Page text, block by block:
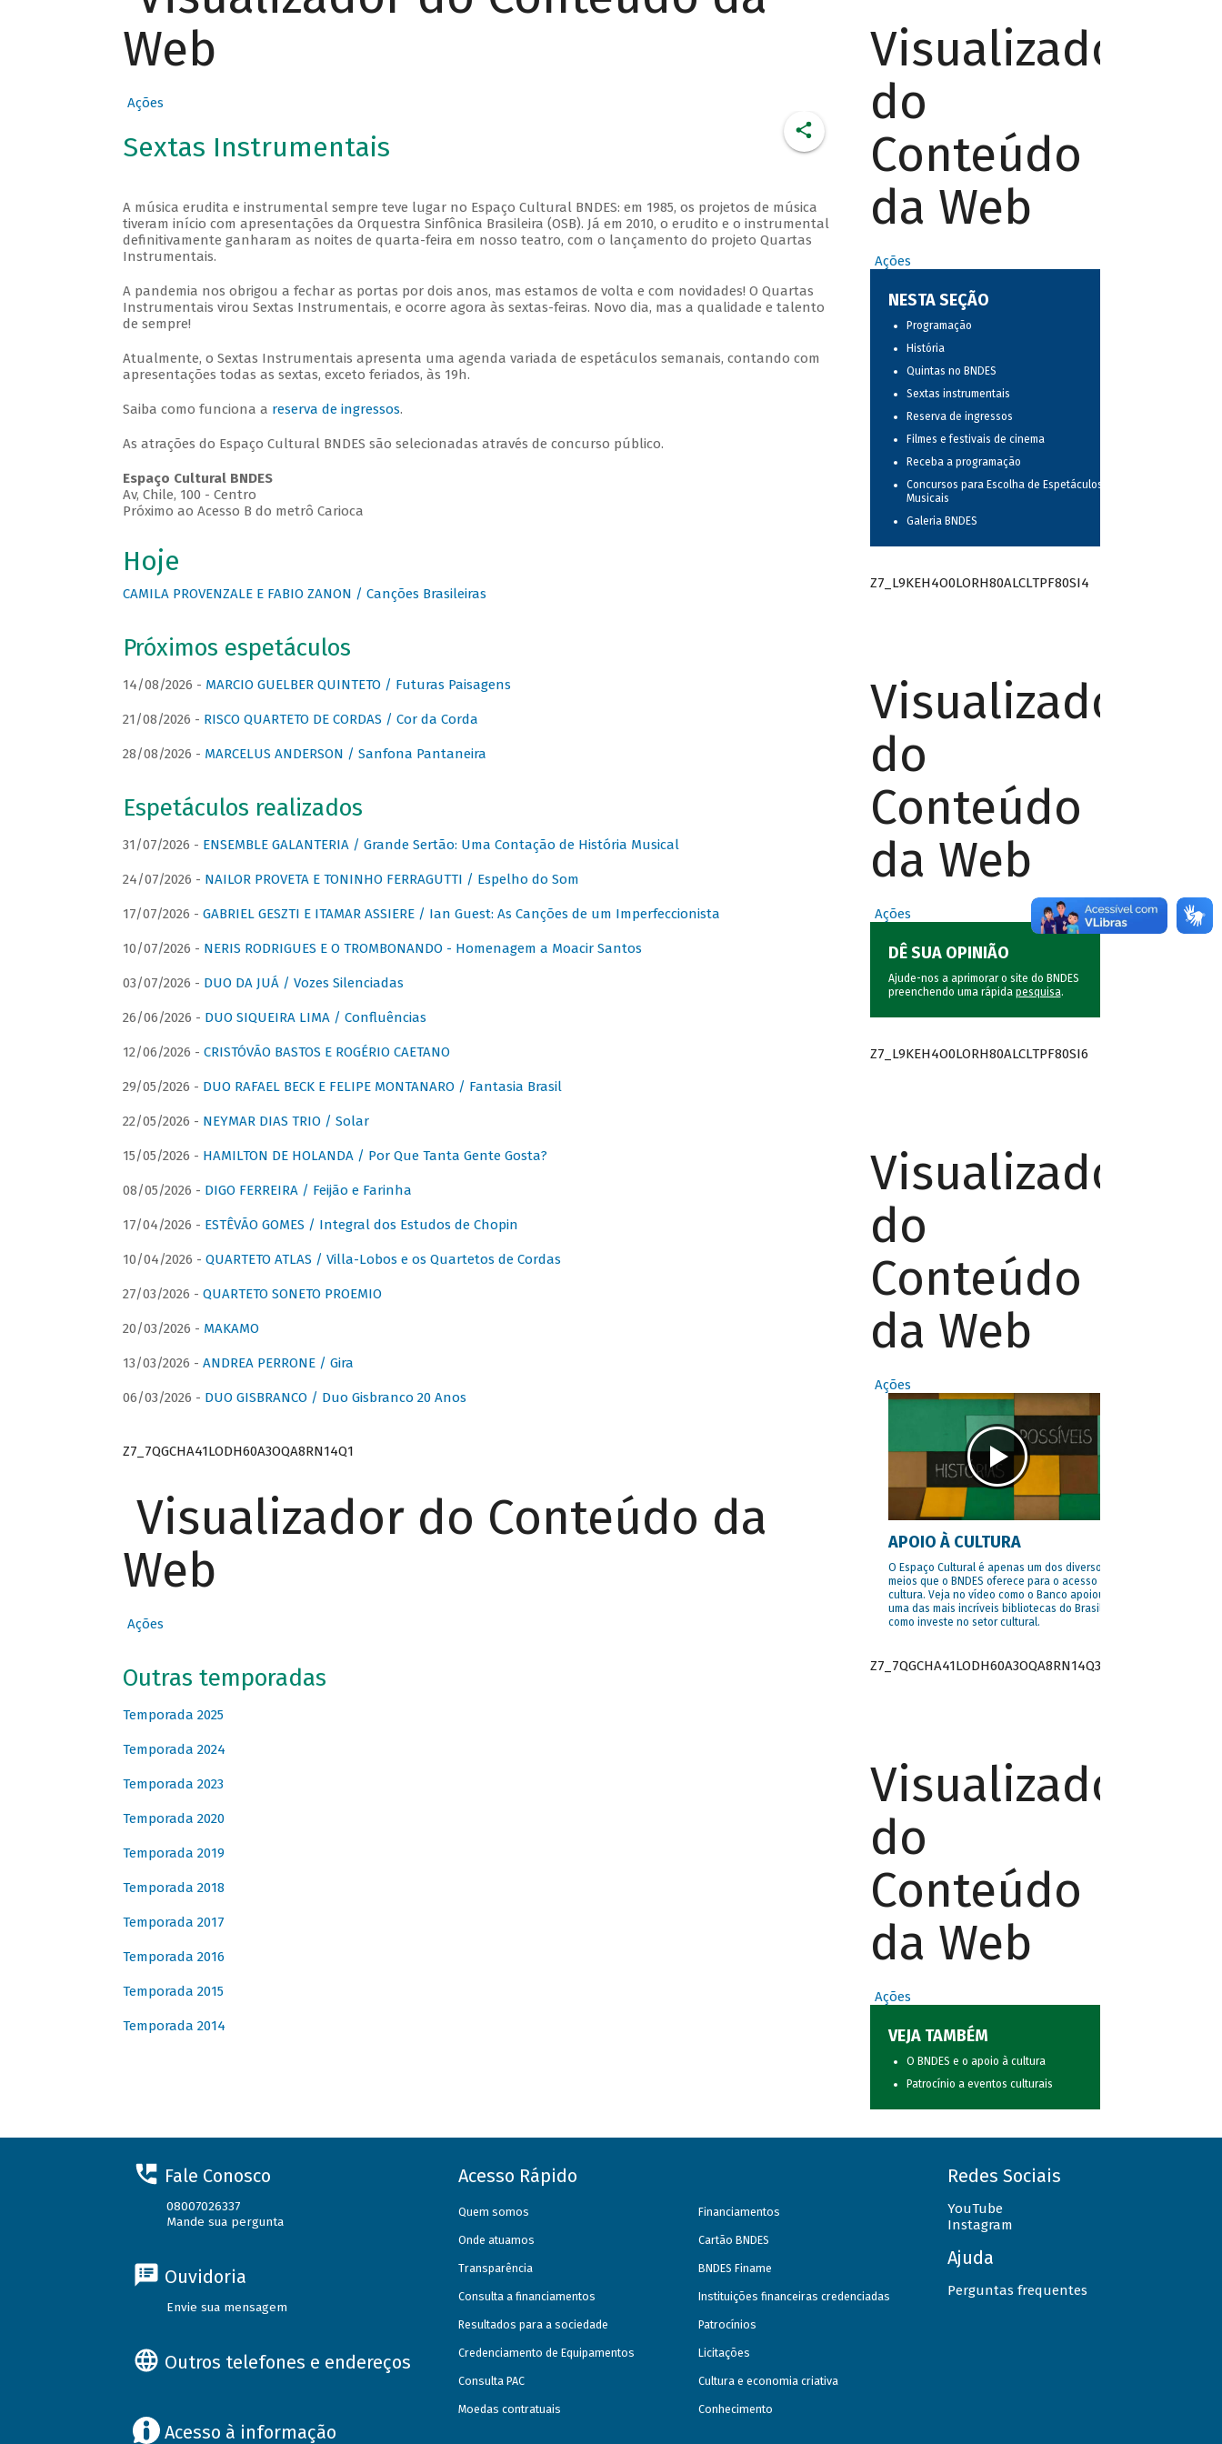
Web
Ações
Sextas Instrumentais
A música erudita e instrumental sempre teve lugar no Espaço Cultural BNDES: em 1985, os projetos de música
tiveram início com apresentações da Orquestra Sinfônica Brasileira (OSB). Já em 2010, o erudito e o instrumental
definitivamente ganharam as noites de quarta-feira em nosso teatro, com o lançamento do projeto Quartas
Instrumentais.
A pandemia nos obrigou a fechar as portas por dois anos, mas estamos de volta e com novidades! O Quartas
Instrumentais virou Sextas Instrumentais, e ocorre agora às sextas-feiras. Novo dia, mas a qualidade e talento
de sempre!
Atualmente, o Sextas Instrumentais apresenta uma agenda variada de espetáculos semanais, contando com
apresentações todas as sextas, exceto feriados, às 19h.
Saiba como funciona a reserva de ingressos.
As atrações do Espaço Cultural BNDES são selecionadas através de concurso público.
Espaço Cultural BNDES
Av, Chile, 100 - Centro
Próximo ao Acesso B do metrô Carioca
Hoje
CAMILA PROVENZALE E FABIO ZANON / Canções Brasileiras
Próximos espetáculos
14/08/2026 - MARCIO GUELBER QUINTETO / Futuras Paisagens
21/08/2026 - RISCO QUARTETO DE CORDAS / Cor da Corda
28/08/2026 - MARCELUS ANDERSON / Sanfona Pantaneira
Espetáculos realizados
31/07/2026 - ENSEMBLE GALANTERIA / Grande Sertão: Uma Contação de História Musical
24/07/2026 - NAILOR PROVETA E TONINHO FERRAGUTTI / Espelho do Som
17/07/2026 - GABRIEL GESZTI E ITAMAR ASSIERE / Ian Guest: As Canções de um Imperfeccionista
10/07/2026 - NERIS RODRIGUES E O TROMBONANDO - Homenagem a Moacir Santos
03/07/2026 - DUO DA JUÁ / Vozes Silenciadas
26/06/2026 - DUO SIQUEIRA LIMA / Confluências
12/06/2026 - CRISTÓVÃO BASTOS E ROGÉRIO CAETANO
29/05/2026 - DUO RAFAEL BECK E FELIPE MONTANARO / Fantasia Brasil
22/05/2026 - NEYMAR DIAS TRIO / Solar
15/05/2026 - HAMILTON DE HOLANDA / Por Que Tanta Gente Gosta?
08/05/2026 - DIGO FERREIRA / Feijão e Farinha
17/04/2026 - ESTÊVÃO GOMES / Integral dos Estudos de Chopin
10/04/2026 - QUARTETO ATLAS / Villa-Lobos e os Quartetos de Cordas
27/03/2026 - QUARTETO SONETO PROEMIO
20/03/2026 - MAKAMO
13/03/2026 - ANDREA PERRONE / Gira
06/03/2026 - DUO GISBRANCO / Duo Gisbranco 20 Anos
Z7_7QGCHA41LODH60A3OQA8RN14Q1
Visualizador do Conteúdo da
Web
Ações
Outras temporadas
Temporada 2025
Temporada 2024
Temporada 2023
Temporada 2020
Temporada 2019
Temporada 2018
Temporada 2017
Temporada 2016
Temporada 2015
Temporada 2014
Visualizador
do
Conteúdo
da Web
Ações
NESTA SEÇÃO
Programação
História
Quintas no BNDES
Sextas instrumentais
Reserva de ingressos
Filmes e festivais de cinema
Receba a programação
Concursos para Escolha de Espetáculos
Musicais
Galeria BNDES
Z7_L9KEH4O0LORH80ALCLTPF80SI4
Visualizador
do
Conteúdo
da Web
Ações
DÊ SUA OPINIÃO
Ajude-nos a aprimorar o site do BNDES
preenchendo uma rápida pesquisa.
Z7_L9KEH4O0LORH80ALCLTPF80SI6
Visualizador
do
Conteúdo
da Web
Ações
APOIO À CULTURA
O Espaço Cultural é apenas um dos diversos
meios que o BNDES oferece para o acesso à
cultura. Veja no vídeo como o Banco apoiou
uma das mais incríveis bibliotecas do Brasil e
como investe no setor cultural.
Z7_7QGCHA41LODH60A3OQA8RN14Q3
Visualizador
do
Conteúdo
da Web
Ações
VEJA TAMBÉM
O BNDES e o apoio à cultura
Patrocínio a eventos culturais
Fale Conosco
08007026337
Mande sua pergunta
Ouvidoria
Envie sua mensagem
Outros telefones e endereços
Acesso à informação
Acesso Rápido
Quem somos
Onde atuamos
Transparência
Consulta a financiamentos
Resultados para a sociedade
Credenciamento de Equipamentos
Consulta PAC
Moedas contratuais
Financiamentos
Cartão BNDES
BNDES Finame
Instituições financeiras credenciadas
Patrocínios
Licitações
Cultura e economia criativa
Conhecimento
Redes Sociais
YouTube
Instagram
Ajuda
Perguntas frequentes